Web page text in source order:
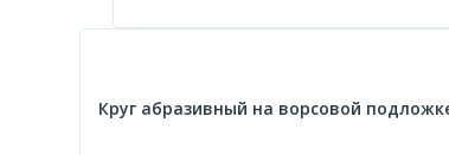
Круг абразивный на ворсовой